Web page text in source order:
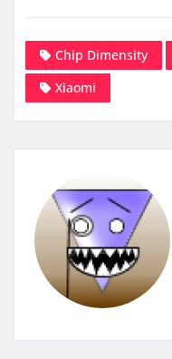
Chip Dimensity
Xiaomi